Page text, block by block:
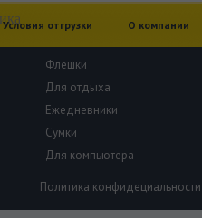
Условия отгрузки О компании
Флешки
Для отдыха
Ежедневники
Сумки
Для компьютера
Политика конфидециальности